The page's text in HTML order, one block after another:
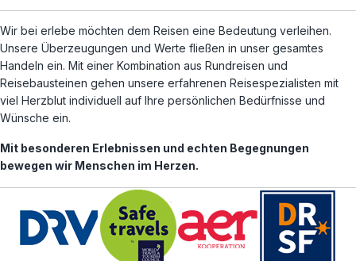
Wir bei erlebe möchten dem Reisen eine Bedeutung verleihen.
Unsere Überzeugungen und Werte fließen in unser gesamtes
Handeln ein. Mit einer Kombination aus Rundreisen und
Reisebausteinen gehen unsere erfahrenen Reisespezialisten mit
viel Herzblut individuell auf Ihre persönlichen Bedürfnisse und
Wünsche ein.
Mit besonderen Erlebnissen und echten Begegnungen
bewegen wir Menschen im Herzen.